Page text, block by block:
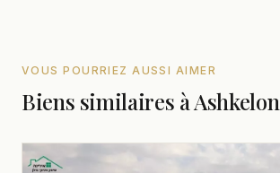
VOUS POURRIEZ AUSSI AIMER
Biens similaires à Ashkelon